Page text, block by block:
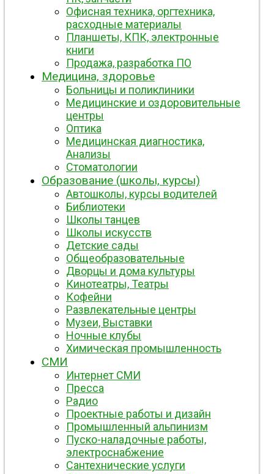
Офисная техника, оргтехника,
расходные материалы
Планшеты, КПК, электронные
книги
Продажа, разработка ПО
Медицина, здоровье
Больницы и поликлиники
Медицинские и оздоровительные
центры
Оптика
Медицинская диагностика,
Анализы
Стоматологии
Образование (школы, курсы)
Автошколы, курсы водителей
Библиотеки
Школы танцев
Школы искусств
Детские сады
Общеобразовательные
Дворцы и дома культуры
Кинотеатры, Театры
Кофейни
Развлекательные центры
Музеи, Выставки
Ночные клубы
Химическая промышленность
СМИ
Интернет СМИ
Пресса
Радио
Проектные работы и дизайн
Промышленный альпинизм
Пуско-наладочные работы,
электроснабжение
Сантехнические услуги